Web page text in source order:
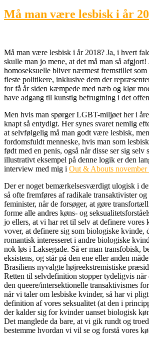
Må man være lesbisk i år
Må man være lesbisk i år 2018? Ja, i hvert
skulle man jo mene, at det må man så
homoseksuelle bliver nærmest fremstillet
fleste politikere, inklusive dem der
for få år siden kæmpede med næb og klør
have adgang til kunstig befrugtning i det
Men hvis man spørger LGBT-miljøet her i
knapt så entydigt. Her synes svaret nemlig
at selvfølgelig må man godt være lesbisk,
fordomsfuldt menneske, hvis man som
født med en penis, også når disse ser sig selv
illustrativt eksempel på denne logik er den
interview med mig i Out & Abouts november
Der er noget bemærkelsesværdigt ulogisk i
så ofte fremføres af radikale transaktivister
feminister, når de forsøger, at gøre
forme alle andres køns- og
jo ellers, at vi har ret til selv at definere vores
vover, at definere sig som biologiske kvinde,
romantisk interesseret i andre biologiske
nok løs i Laksegade. Så er man transfobisk,
eksistens, og står på den ene eller anden
Brasiliens nyvalgte højreekstremistiske
Retten til selvdefinition stopper tydeligvis når
den queere/intersektionelle transaktivismes
når vi taler om lesbiske kvinder, så har vi
definition af vores seksualitet (at den i
der kalder sig for kvinder uanset biologisk
Det manglede da bare, at vi gik rundt og
bestemme hvordan vi vil se og forstå vores